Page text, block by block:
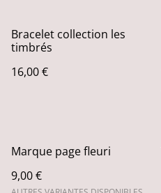
Bracelet collection les
timbrés
16,00 €
Marque page fleuri
9,00 €